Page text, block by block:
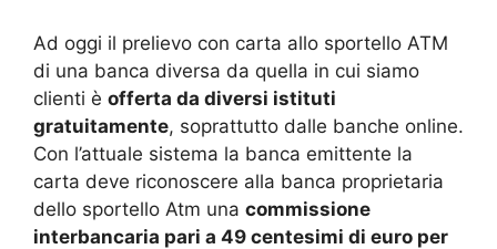
Ad oggi il prelievo con carta allo sportello ATM
di una banca diversa da quella in cui siamo
clienti è offerta da diversi istituti
gratuitamente, soprattutto dalle banche online.
Con l’attuale sistema la banca emittente la
carta deve riconoscere alla banca proprietaria
dello sportello Atm una commissione
interbancaria pari a 49 centesimi di euro per